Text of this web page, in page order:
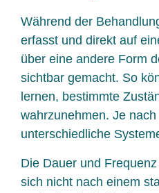
Während der
erfasst und direkt auf
über eine andere Form
sichtbar gemacht. So
lernen, bestimmte
wahrzunehmen. Je
unterschiedliche
Die Dauer und
sich nicht nach einem